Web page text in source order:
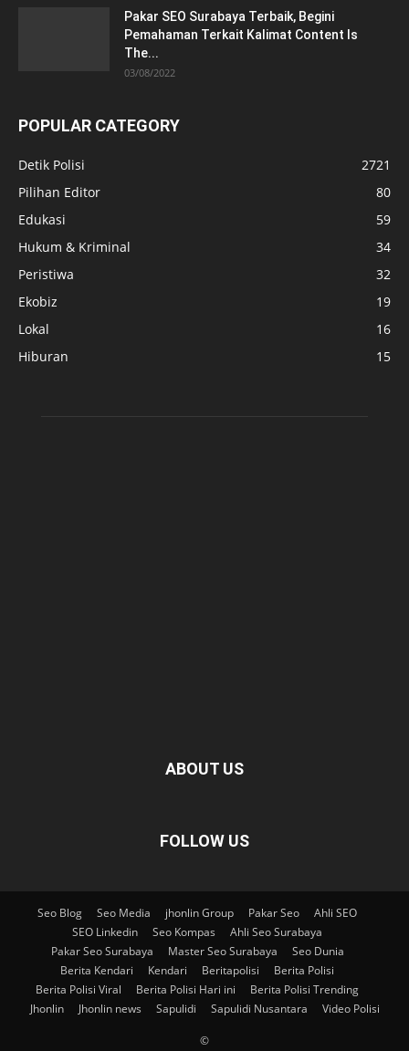
Pakar SEO Surabaya Terbaik, Begini
Pemahaman Terkait Kalimat Content Is
The...
03/08/2022
POPULAR CATEGORY
Detik Polisi
2721
Pilihan Editor
80
Edukasi
59
Hukum & Kriminal
34
Peristiwa
32
Ekobiz
19
Lokal
16
Hiburan
15
ABOUT US
FOLLOW US
Seo Blog Seo Media jhonlin Group Pakar Seo
Ahli SEO
SEO Linkedin
Seo Kompas
Ahli Seo Surabaya
Pakar Seo Surabaya
Master Seo Surabaya
Seo Dunia
Berita Kendari
Kendari Beritapolisi
Berita Polisi
Berita Polisi Viral
Berita Polisi Hari ini
Berita Polisi Trending
Jhonlin
Jhonlin news Sapulidi Sapulidi Nusantara Video Polisi
©